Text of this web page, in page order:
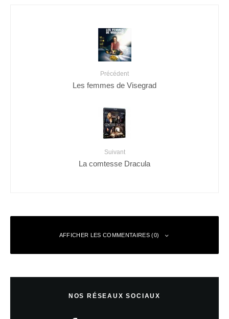
Précédent
Les femmes de Visegrad
Suivant
La comtesse Dracula
AFFICHER LES COMMENTAIRES (0)
NOS RÉSEAUX SOCIAUX